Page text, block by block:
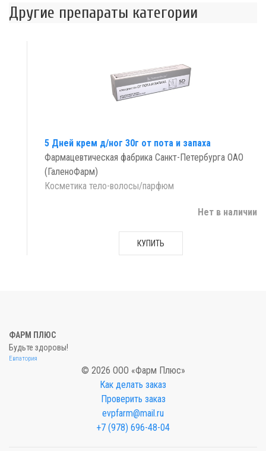
Другие препараты категории
5 Дней крем д/ног 30г от пота и запаха
Фармацевтическая фабрика Санкт-Петербурга ОАО
(ГаленоФарм)
Косметика тело-волосы/парфюм
Нет в наличии
КУПИТЬ
ФАРМ ПЛЮС
Будьте здоровы!
Евпатория
© 2026 ООО «Фарм Плюс»
Как делать заказ
Проверить заказ
evpfarm@mail.ru
+7 (978) 696-48-04